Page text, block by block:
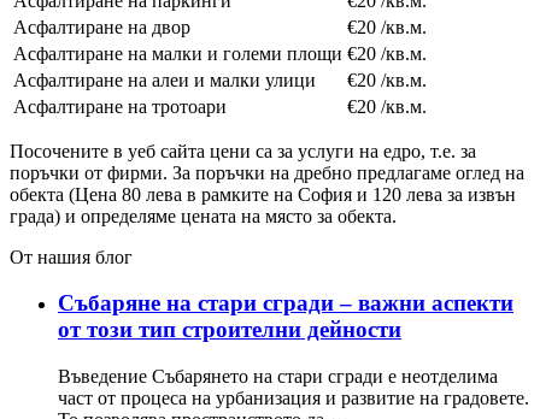
Асфалтиране на двор
€20 /кв.м.
Асфалтиране на малки и големи площи €20 /кв.м.
Асфалтиране на алеи и малки улици
€20 /кв.м.
Асфалтиране на тротоари
€20 /кв.м.
Посочените в уеб сайта цени са за услуги на едро, т.е. за
поръчки от фирми. За поръчки на дребно предлагаме оглед на
обекта (Цена 80 лева в рамките на София и 120 лева за извън
града) и определяме цената на място за обекта.
От нашия блог
Събаряне на стари сгради – важни аспекти
от този тип строителни дейности
Въведение Събарянето на стари сгради е неотделима
част от процеса на урбанизация и развитие на градовете.